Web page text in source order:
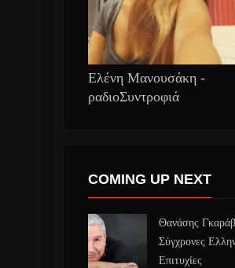
Ελένη Μανουσάκη -
ραδιοΣυντροφιά
COMING UP NEXT
Θανάσης
Σύγχρονες
Επιτυχίες